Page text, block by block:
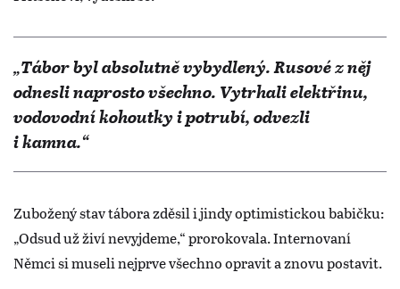
„Tábor byl absolutně vybydlený. Rusové z něj
odnesli naprosto všechno. Vytrhali elektřinu,
vodovodní kohoutky i potrubí, odvezli
i kamna.“
Zubožený stav tábora zděsil i jindy optimistickou babičku:
„Odsud už živí nevyjdeme,“ prorokovala. Internovaní
Němci si museli nejprve všechno opravit a znovu postavit.